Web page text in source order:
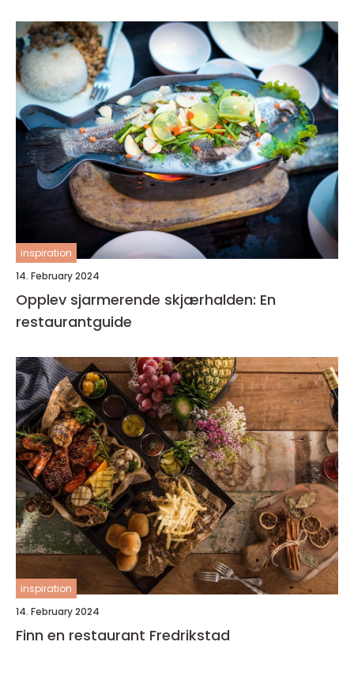
inspiration
14. February 2024
Opplev sjarmerende skjærhalden: En
restaurantguide
inspiration
14. February 2024
Finn en restaurant Fredrikstad